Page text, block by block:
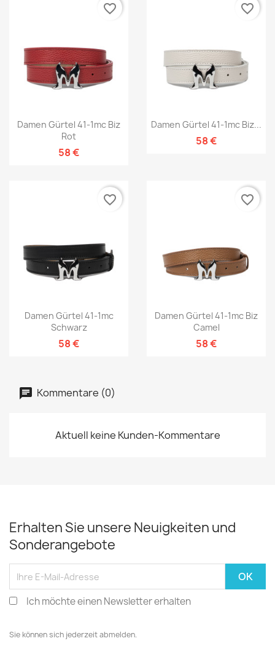
Damen Gürtel 41-1mc Biz
Rot
58 €
favorite_border
Damen Gürtel 41-1mc Biz...
58 €
favorite_border
Damen Gürtel 41-1mc
Schwarz
58 €
favorite_border
Damen Gürtel 41-1mc Biz
Camel
58 €
favorite_border
Kommentare (0)
Aktuell keine Kunden-Kommentare
Erhalten Sie unsere Neuigkeiten und
Sonderangebote
Ich möchte einen Newsletter erhalten
Sie können sich jederzeit abmelden.